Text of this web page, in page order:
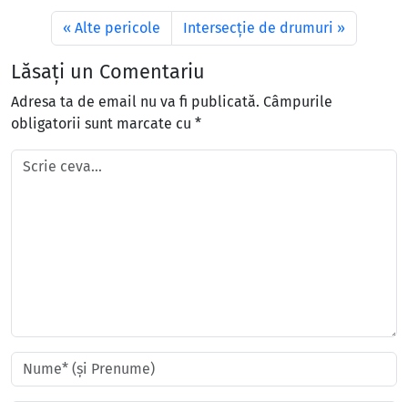
Alte pericole Intersecție de drumuri
Lăsați un Comentariu
Adresa ta de email nu va fi publicată. Câmpurile
obligatorii sunt marcate cu *